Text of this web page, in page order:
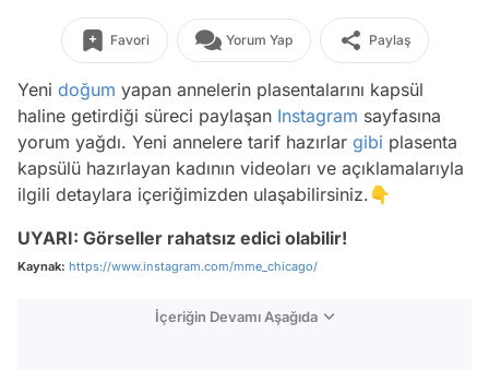
Favori Yorum Yap Paylaş
Yeni doğum yapan annelerin plasentalarını kapsül
haline getirdiği süreci paylaşan Instagram sayfasına
yorum yağdı. Yeni annelere tarif hazırlar gibi plasenta
kapsülü hazırlayan kadının videoları ve açıklamalarıyla
ilgili detaylara içeriğimizden ulaşabilirsiniz.👇
UYARI: Görseller rahatsız edici olabilir!
Kaynak: https://www.instagram.com/mme_chicago/
İçeriğin Devamı Aşağıda